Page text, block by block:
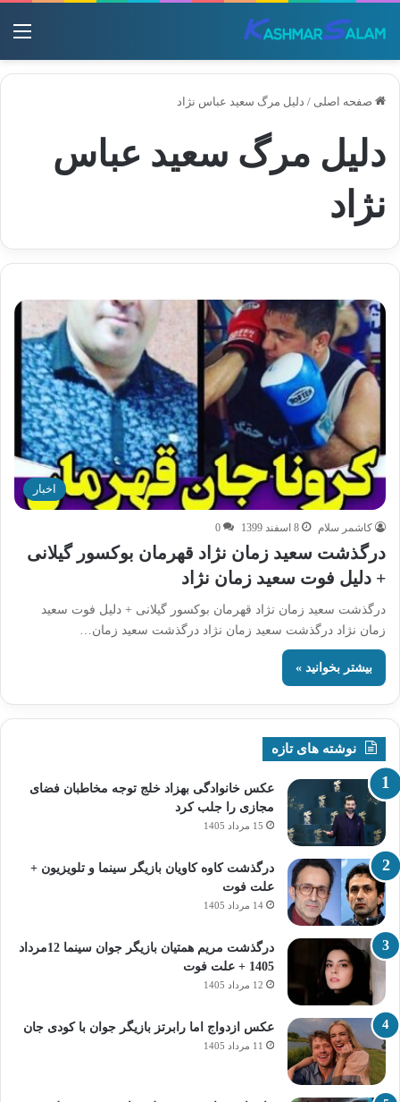
صفحه اصلی / دلیل مرگ سعید عباس نژاد
دلیل مرگ سعید عباس
نژاد
اخبار
کاشمر سلام 8 اسفند 1399 0
درگذشت سعید زمان نژاد قهرمان بوکسور گیلانی
+ دلیل فوت سعید زمان نژاد
درگذشت سعید زمان نژاد قهرمان بوکسور گیلانی + دلیل فوت سعید
زمان نژاد درگذشت سعید زمان نژاد درگذشت سعید زمان…
بیشتر بخوانید »
نوشته های تازه
عکس خانوادگی بهزاد خلج توجه مخاطبان فضای
مجازی را جلب کرد
15 مرداد 1405
درگذشت کاوه کاویان بازیگر سینما و تلویزیون +
علت فوت
14 مرداد 1405
درگذشت مریم همتیان بازیگر جوان سینما 12مرداد
1405 + علت فوت
12 مرداد 1405
عکس ازدواج اما رابرتز بازیگر جوان با کودی جان
11 مرداد 1405